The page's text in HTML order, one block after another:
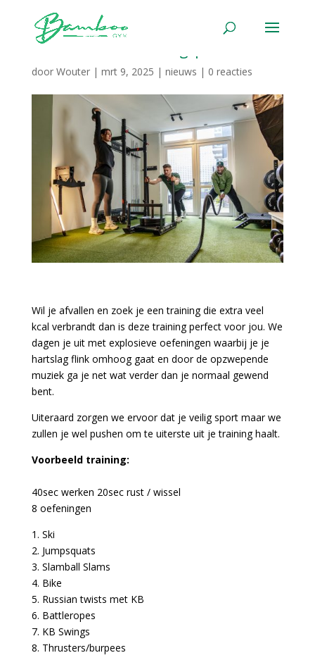
Onze nieuwe training | HIIT
door Wouter| mrt 9, 2025 | nieuws | 0 reacties
Wil je afvallen en zoek je een training die extra veel
kcal verbrandt dan is deze training perfect voor jou. We
dagen je uit met explosieve oefeningen waarbij je je
hartslag flink omhoog gaat en door de opzwepende
muziek ga je net wat verder dan je normaal gewend
bent.
Uiteraard zorgen we ervoor dat je veilig sport maar we
zullen je wel pushen om te uiterste uit je training haalt.
Voorbeeld training:
40sec werken 20sec rust / wissel
8 oefeningen
1. Ski
2. Jumpsquats
3. Slamball Slams
4. Bike
5. Russian twists met KB
6. Battleropes
7. KB Swings
8. Thrusters/burpees